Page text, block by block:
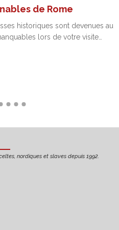
de Rome
historiques sont devenues au
lors de votre visite…
nordiques et slaves depuis 1992.